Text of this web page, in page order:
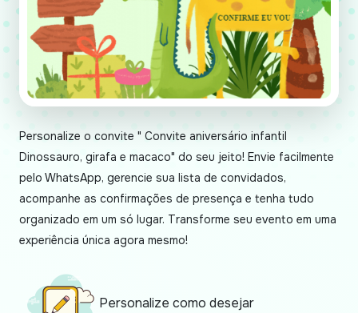
Personalize o convite " Convite aniversário infantil
Dinossauro, girafa e macaco" do seu jeito! Envie facilmente
pelo WhatsApp, gerencie sua lista de convidados,
acompanhe as confirmações de presença e tenha tudo
organizado em um só lugar. Transforme seu evento em uma
experiência única agora mesmo!
Personalize como desejar